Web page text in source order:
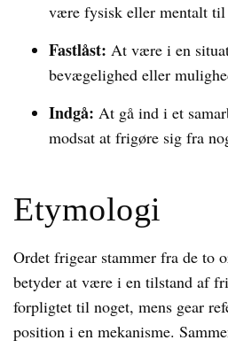
være fysisk eller mentalt til
Fastlåst: At være i en
bevægelighed eller
Indgå: At gå ind i et
modsat at frigøre sig fra
Etymologi
Ordet frigear stammer fra de to
betyder at være i en tilstand af
forpligtet til noget, mens gear
position i en mekanisme.